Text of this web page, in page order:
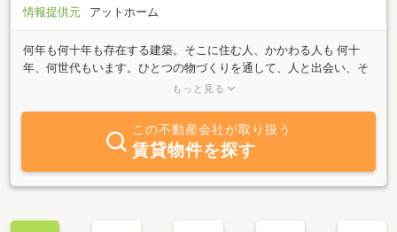
情報提供元
アットホーム
何年も何十年も存在する建築。そこに住む人、かかわる人も 何十
年、何世代もいます。ひとつの物づくりを通して、人と出会い、そ
して、その人から人への出会い。一生のうちで、世界約６８億人、
与えるのかを考えた時、出会いのすばらしさに感動します。このす
ばらしい出会いを大切にし、そして出会った人達と共に幸せになり
もっと見る
この不動産会社が取り扱う
賃貸物件を探す